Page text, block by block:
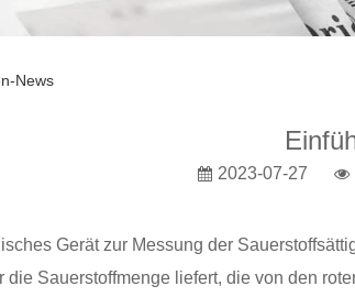
News
2023-07-27
Gerät zur Messung der
die Sauerstoffmenge liefert, die von den